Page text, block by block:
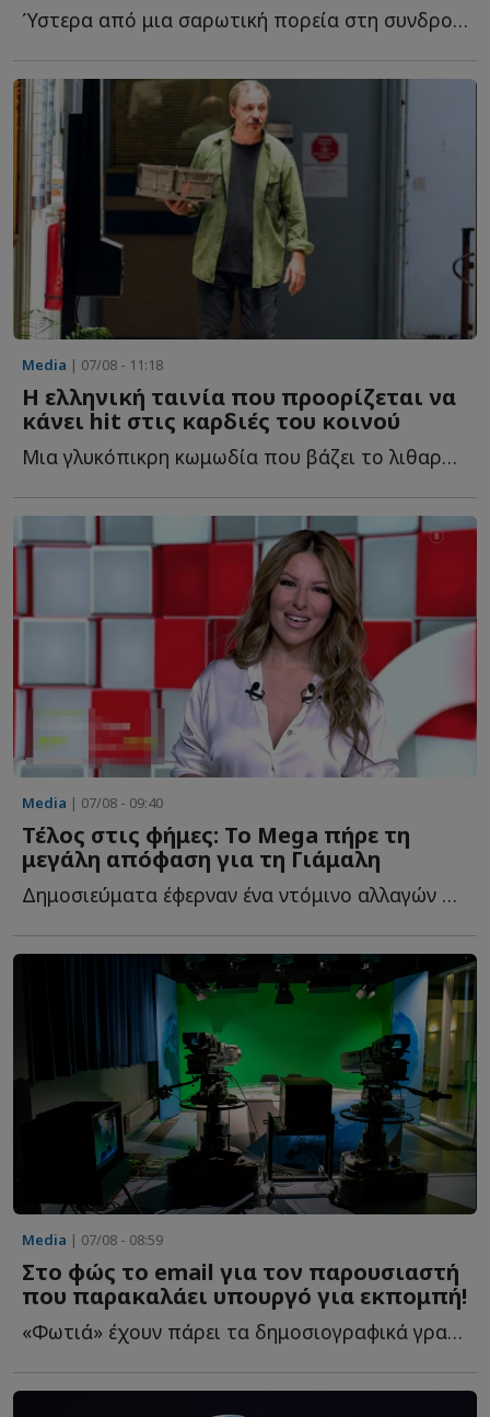
Ύστερα από μια σαρωτική πορεία στη συνδρομητική τηλεόραση, τ...
Media | 07/08 - 11:18
Η ελληνική ταινία που προορίζεται να
κάνει hit στις καρδιές του κοινού
Μια γλυκόπικρη κωμωδία που βάζει το λιθαράκι της στην «...
Media | 07/08 - 09:40
Τέλος στις φήμες: Το Mega πήρε τη
μεγάλη απόφαση για τη Γιάμαλη
Δημοσιεύματα έφερναν ένα ντόμινο αλλαγών στο Mega μετά τ...
Media | 07/08 - 08:59
Στο φώς το email για τον παρουσιαστή
που παρακαλάει υπουργό για εκπομπή!
«Φωτιά» έχουν πάρει τα δημοσιογραφικά γραφεία τις τ...